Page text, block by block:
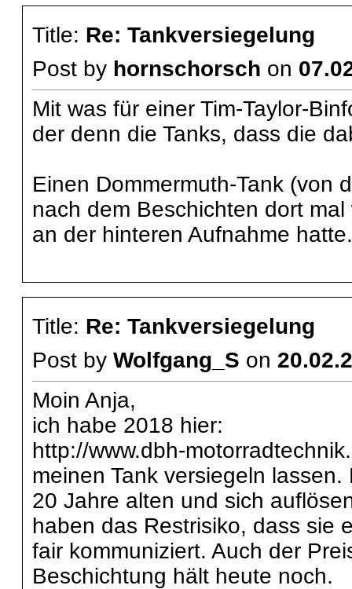
Title: Re: Tankversiegelung
Post by hornschorsch on
Mit was für einer Tim-Taylor-
der denn die Tanks, dass die
Einen Dommermuth-Tank (von
nach dem Beschichten dort
an der hinteren Aufnahme
Title: Re: Tankversiegelung
Post by Wolfgang_S on
Moin Anja,
ich habe 2018 hier:
http://www.dbh-
meinen Tank versiegeln
20 Jahre alten und sich
haben das Restrisiko, dass sie
fair kommuniziert. Auch der
Beschichtung hält heute noch.